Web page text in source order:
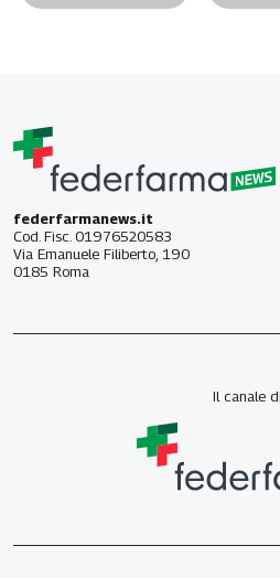
federfarmanews.it
Cod. Fisc. 01976520583
Via Emanuele Filiberto, 190
0185 Roma
Il canale di